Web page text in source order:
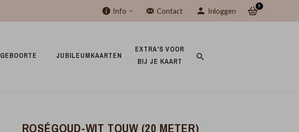
Info Contact Inloggen
0
GEBOORTE JUBILEUMKAARTEN
EXTRA'S VOOR
BIJ JE KAART